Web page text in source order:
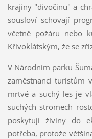
krajiny "divočinu" a
sousloví schovají
včetně požáru nebo
Křivoklátským, že se
V Národním parku
zaměstnanci turistům
mrtvé a suchý les je
suchých stromech
poskytují živiny do
potřeba, protože